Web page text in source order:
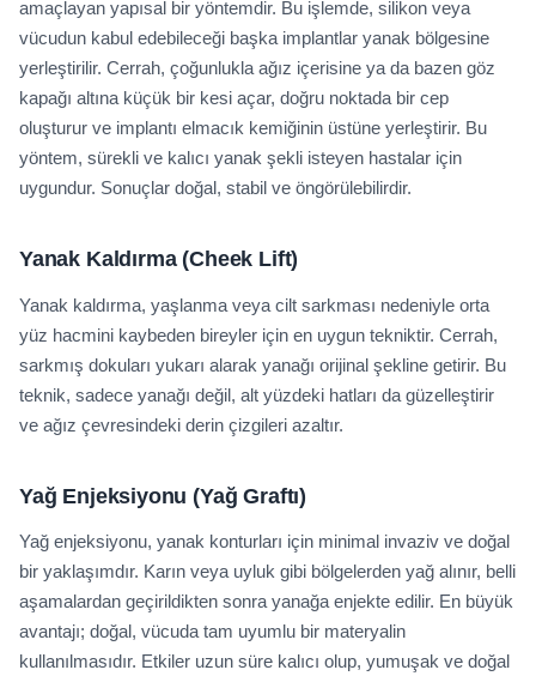
amaçlayan yapısal bir yöntemdir. Bu işlemde, silikon veya
vücudun kabul edebileceği başka implantlar yanak bölgesine
yerleştirilir. Cerrah, çoğunlukla ağız içerisine ya da bazen göz
kapağı altına küçük bir kesi açar, doğru noktada bir cep
oluşturur ve implantı elmacık kemiğinin üstüne yerleştirir. Bu
yöntem, sürekli ve kalıcı yanak şekli isteyen hastalar için
uygundur. Sonuçlar doğal, stabil ve öngörülebilirdir.
Yanak Kaldırma (Cheek Lift)
Yanak kaldırma, yaşlanma veya cilt sarkması nedeniyle orta
yüz hacmini kaybeden bireyler için en uygun tekniktir. Cerrah,
sarkmış dokuları yukarı alarak yanağı orijinal şekline getirir. Bu
teknik, sadece yanağı değil, alt yüzdeki hatları da güzelleştirir
ve ağız çevresindeki derin çizgileri azaltır.
Yağ Enjeksiyonu (Yağ Graftı)
Yağ enjeksiyonu, yanak konturları için minimal invaziv ve doğal
bir yaklaşımdır. Karın veya uyluk gibi bölgelerden yağ alınır, belli
aşamalardan geçirildikten sonra yanağa enjekte edilir. En büyük
avantajı; doğal, vücuda tam uyumlu bir materyalin
kullanılmasıdır. Etkiler uzun süre kalıcı olup, yumuşak ve doğal